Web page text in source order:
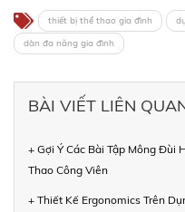
thiết bị thể thao gia đình
dàn đa năng gia đình
BÀI VIẾT LIÊN
+ Gợi Ý Các Bài Tập Mông Đùi
Thao Công Viên
+ Thiết Kế Ergonomics Trên